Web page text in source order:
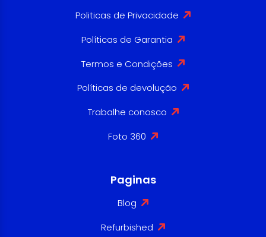
Politicas de Privacidade
Políticas de Garantia
Termos e Condições
Políticas de devolução
Trabalhe conosco
Foto 360
Paginas
Blog
Refurbished